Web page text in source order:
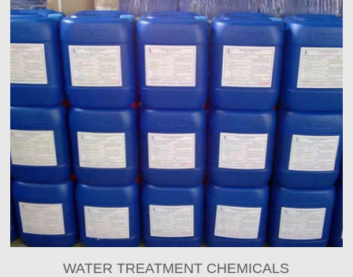
WATER TREATMENT CHEMICALS